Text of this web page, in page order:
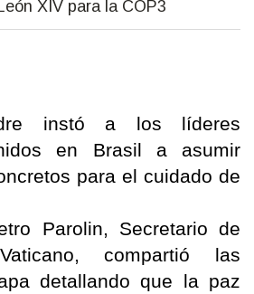
XIV para la COP3
instó a los líderes
en Brasil a asumir
para el cuidado de
Parolin, Secretario de
compartió las
detallando que la paz